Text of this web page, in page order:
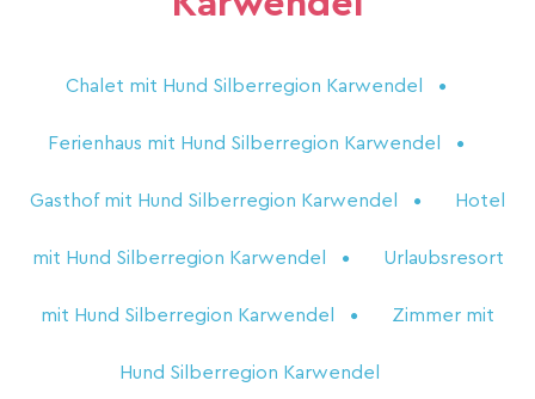
Chalet mit Hund Silberregion Karwendel
Ferienhaus mit Hund Silberregion Karwendel
Gasthof mit Hund Silberregion Karwendel Hotel
mit Hund Silberregion Karwendel Urlaubsresort
mit Hund Silberregion Karwendel Zimmer mit
Hund Silberregion Karwendel